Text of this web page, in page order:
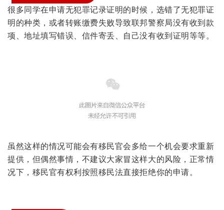
很多同学在申请无犯罪记录证明的时候，选错了无犯罪证
明的种类，或者转账缴费失败导致联邦警察局没有收到款
项、地址填写错误、信件寄丢、自己没有收到证明等等。
虽然这样的情况可能会有移民官会多给一个机会要求重新
提供，但偶然事情，不建议大家冒这样大的风险，正常情
况下，移民官有权利按照移民法直接拒绝你的申请。